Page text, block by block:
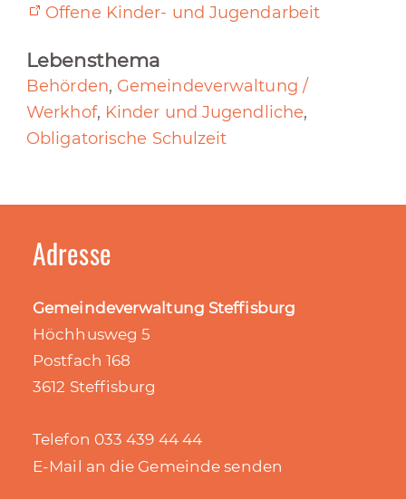
Offene Kinder- und Jugendarbeit
Lebensthema
Behörden, Gemeindeverwaltung /
Werkhof, Kinder und Jugendliche,
Obligatorische Schulzeit
Adresse
Gemeindeverwaltung Steffisburg
Höchhusweg 5
Postfach 168
3612 Steffisburg
Telefon 033 439 44 44
E-Mail an die Gemeinde senden